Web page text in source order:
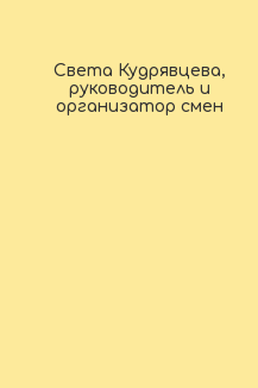
Света Кудрявцева,
руководитель и
организатор смен